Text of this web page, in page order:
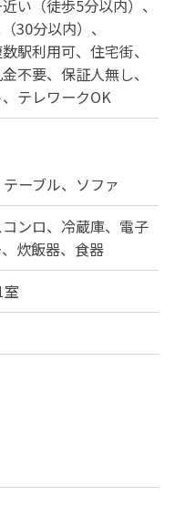
い（徒歩5分以内）
30分以内）
駅利用可
住宅街
不要
保証人無し
テレワークOK
ーブル、ソファ
ンロ、冷蔵庫、電子
炊飯器、食器